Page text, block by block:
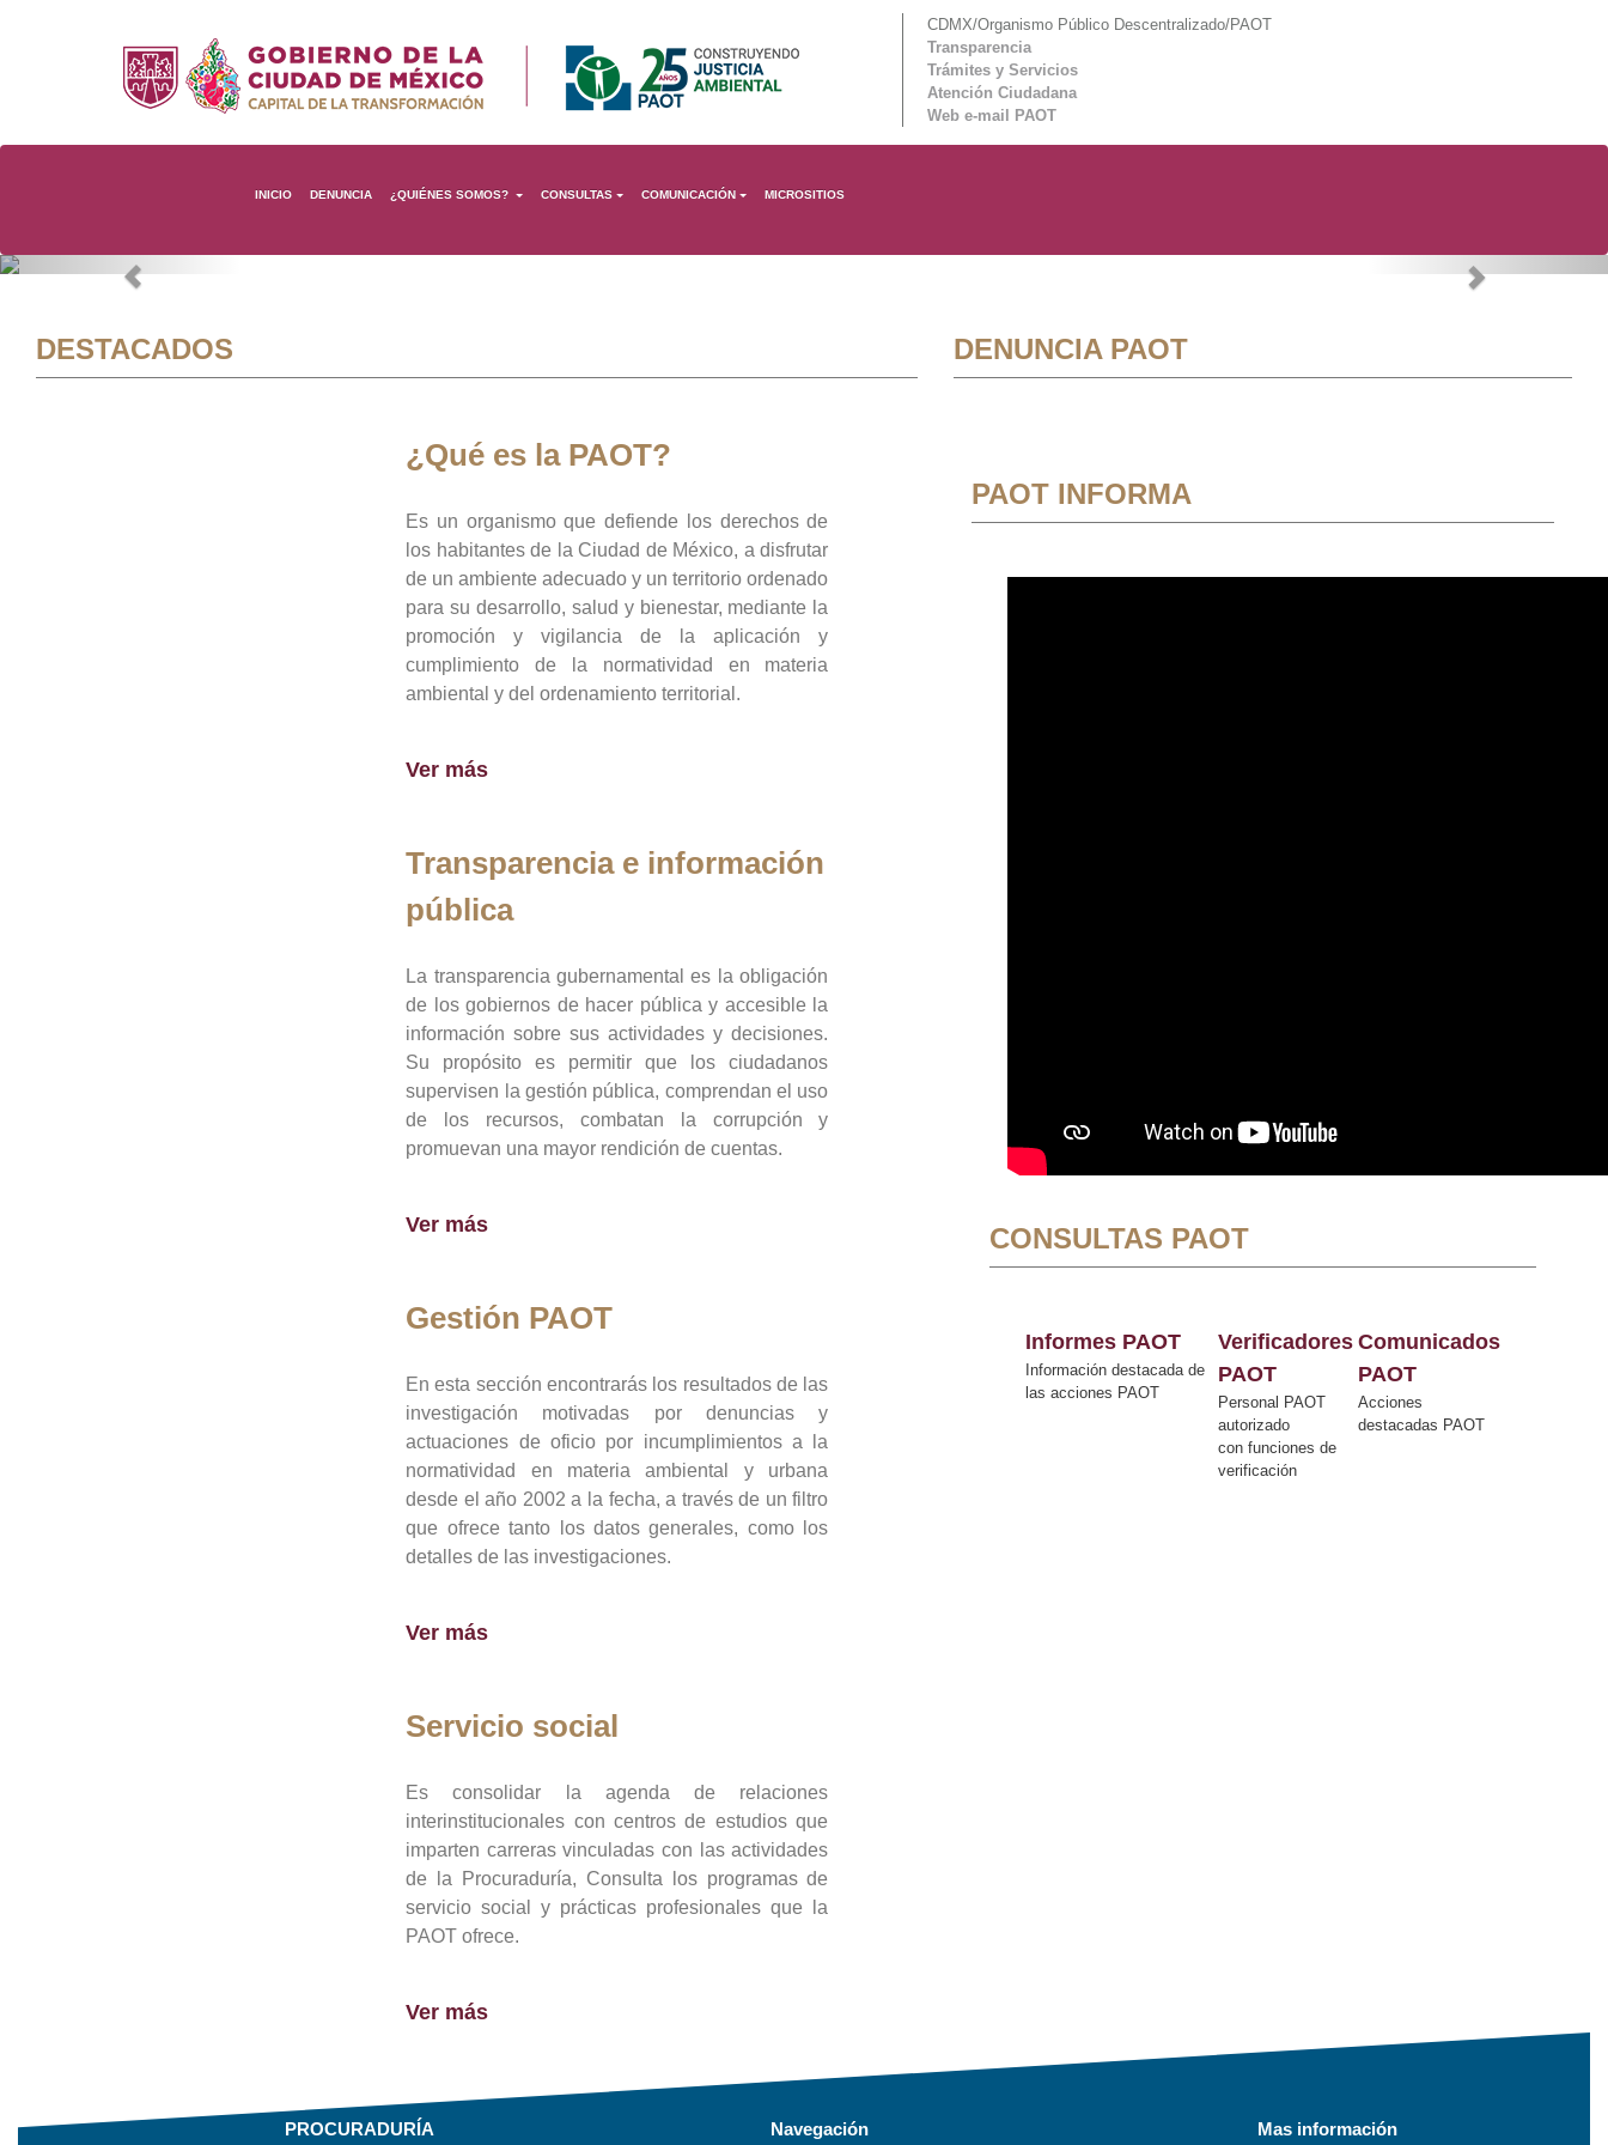
CDMX/Organismo Público Descentralizado/PAOT
Transparencia
Trámites y Servicios
Atención Ciudadana
Web e-mail PAOT
INICIO DENUNCIA ¿QUIÉNES SOMOS? CONSULTAS COMUNICACIÓN MICROSITIOS
Previous Next
DESTACADOS
¿Qué es la PAOT?
Es un organismo que defiende los derechos de
los habitantes de la Ciudad de México, a disfrutar
de un ambiente adecuado y un territorio ordenado
para su desarrollo, salud y bienestar, mediante la
promoción y vigilancia de la aplicación y
cumplimiento de la normatividad en materia
ambiental y del ordenamiento territorial.
Ver más
Transparencia e información
pública
La transparencia gubernamental es la obligación
de los gobiernos de hacer pública y accesible la
información sobre sus actividades y decisiones.
Su propósito es permitir que los ciudadanos
supervisen la gestión pública, comprendan el uso
de los recursos, combatan la corrupción y
promuevan una mayor rendición de cuentas.
Ver más
Gestión PAOT
En esta sección encontrarás los resultados de las
investigación motivadas por denuncias y
actuaciones de oficio por incumplimientos a la
normatividad en materia ambiental y urbana
desde el año 2002 a la fecha, a través de un filtro
que ofrece tanto los datos generales, como los
detalles de las investigaciones.
Ver más
Servicio social
Es consolidar la agenda de relaciones
interinstitucionales con centros de estudios que
imparten carreras vinculadas con las actividades
de la Procuraduría, Consulta los programas de
servicio social y prácticas profesionales que la
PAOT ofrece.
Ver más
DENUNCIA PAOT
PAOT INFORMA
CONSULTAS PAOT
Informes PAOT
Información destacada de
las acciones PAOT
Verificadores
PAOT
Personal PAOT
autorizado
con funciones de
verificación
Comunicados
PAOT
Acciones
destacadas PAOT
PROCURADURÍA Navegación Mas información